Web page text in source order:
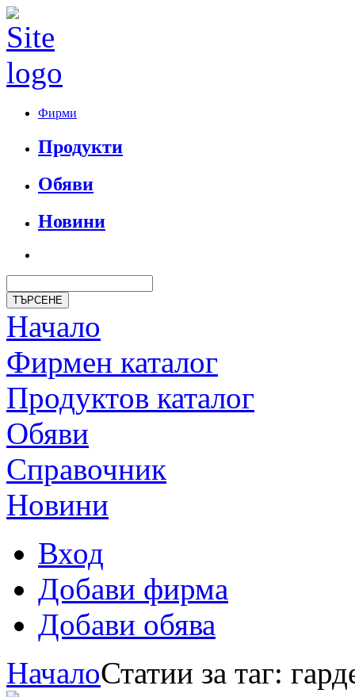
Фирми
Продукти
Обяви
Новини
Начало
Фирмен каталог
Продуктoв каталог
Обяви
Справочник
Новини
Вход
Добави фирма
Добави обява
НачалоСтатии за таг: